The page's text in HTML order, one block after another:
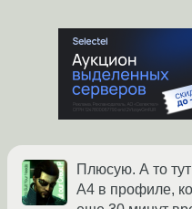
Плюсую. А то
А4 в профиле,